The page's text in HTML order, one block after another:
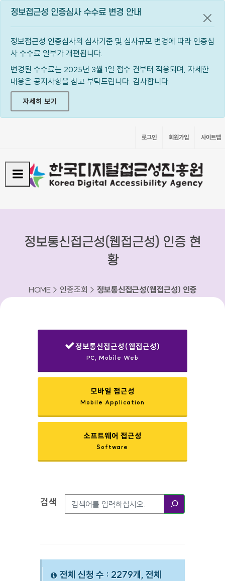
정보접근성 인증심사 수수료 변경 안내
정보접근성 인증심사의 심사기준 및 심사규모 변경에 따라 인증심
사 수수료 일부가 개편됩니다.
변경된 수수료는 2025년 3월 1일 접수 건부터 적용되며, 자세한
내용은 공지사항을 참고 부탁드립니다. 감사합니다.
자세히 보기
공지
로그인 회원가입 사이트맵
정보통신접근성(웹접근성) 인증 현
황
HOME > 인증조회 > 정보통신접근성(웹접근성) 인증
정보통신접근성(웹접근성)
PC, Mobile Web
모바일 접근성
Mobile Application
소프트웨어 접근성
Software
검색옵션
검색
전체 신청 수 : 2279개, 전체